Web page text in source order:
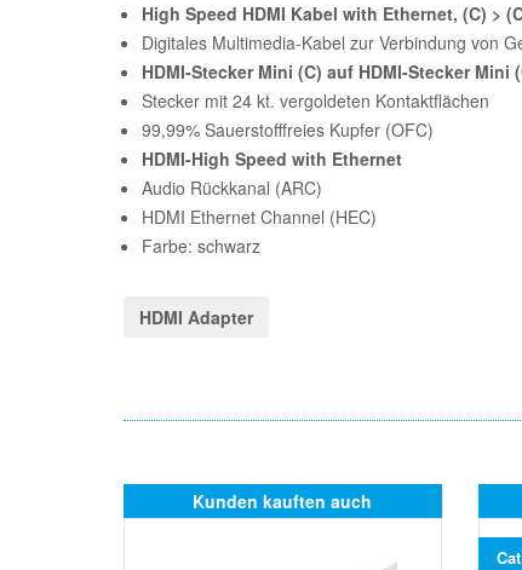
High Speed HDMI Kabel with Ethernet, (C) >
Digitales Multimedia-Kabel zur Verbindung von
HDMI-Stecker Mini (C) auf HDMI-Stecker Mini
Stecker mit 24 kt. vergoldeten Kontaktflächen
99,99% Sauerstofffreies Kupfer (OFC)
HDMI-High Speed with Ethernet
Audio Rückkanal (ARC)
HDMI Ethernet Channel (HEC)
Farbe: schwarz
HDMI Adapter
Kunden kauften auch